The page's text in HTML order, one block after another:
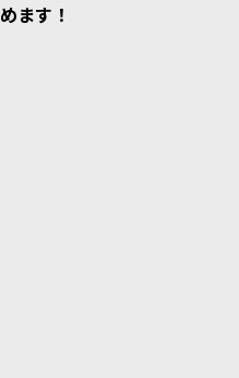
ます！